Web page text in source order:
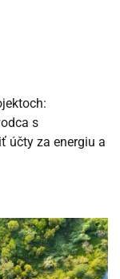
s
účty za energiu a